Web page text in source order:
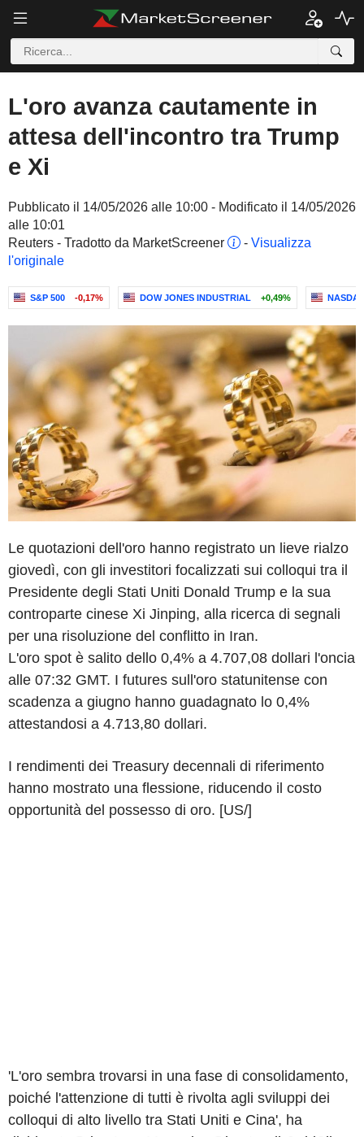
L'oro avanza cautamente in
attesa dell'incontro tra Trump
e Xi
Pubblicato il 14/05/2026 alle 10:00 - Modificato il 14/05/2026
alle 10:01
Reuters - Tradotto da MarketScreener
- Visualizza
l'originale
S&P 500 -0,17% DOW JONES INDUSTRIAL +0,49%
Le quotazioni dell'oro hanno registrato un lieve rialzo
giovedì, con gli investitori focalizzati sui colloqui tra il
Presidente degli Stati Uniti Donald Trump e la sua
controparte cinese Xi Jinping, alla ricerca di segnali
per una risoluzione del conflitto in Iran.
L'oro spot è salito dello 0,4% a 4.707,08 dollari l'oncia
alle 07:32 GMT. I futures sull'oro statunitense con
scadenza a giugno hanno guadagnato lo 0,4%
attestandosi a 4.713,80 dollari.
I rendimenti dei Treasury decennali di riferimento
hanno mostrato una flessione, riducendo il costo
opportunità del possesso di oro. [US/]
'L'oro sembra trovarsi in una fase di consolidamento,
poiché l'attenzione di tutti è rivolta agli sviluppi dei
colloqui di alto livello tra Stati Uniti e Cina', ha